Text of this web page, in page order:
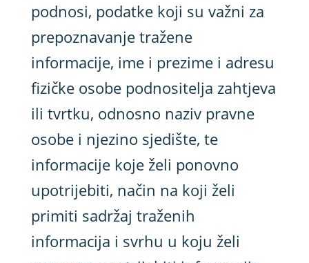
podnosi, podatke koji su važni za
prepoznavanje tražene
informacije, ime i prezime i adresu
fizičke osobe podnositelja zahtjeva
ili tvrtku, odnosno naziv pravne
osobe i njezino sjedište, te
informacije koje želi ponovno
upotrijebiti, način na koji želi
primiti sadržaj traženih
informacija i svrhu u koju želi